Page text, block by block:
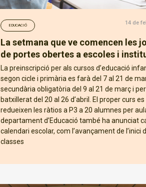
EDUCACIÓ 14 de
La setmana que ve comencen les
de portes obertes a escoles i
La preinscripció per als cursos d’educació
segon cicle i primària es farà del 7 al 21 de
secundària obligatòria del 9 al 21 de març i
batxillerat del 20 al 26 d’abril. El proper curs es
redueixen les ràtios a P3 a 20 alumnes per
departament d’Educació també ha anunciat
calendari escolar, com l’avançament de l’inici
classes